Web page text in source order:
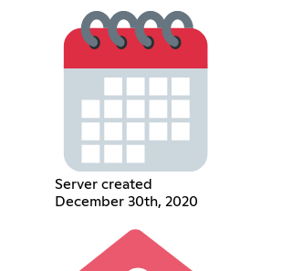
Server created
December 30th, 2020